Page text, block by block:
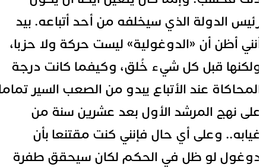
الدولة الذي سيخلفه من أحد أتباعه. بيد
أظن أن «الدوغولية» ليست حركة ولا حزبا،
قبل كل شيء خُلق، وكيفما كانت درجة
عند الأتباع يبدو من الصعب السير تماما
نهج المرشد الأول بعد عشرين سنة من
وعلى أي حال فإنني كنت مقتنعا بأن
لو ظل في الحكم لكان سيحقق طفرة